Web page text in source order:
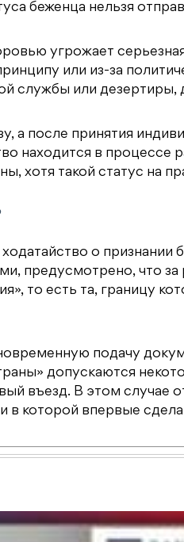
беженца нельзя
угрожает
или из-за
службы или дезертиры,
а после принятия
находится в процессе
хотя такой статус на
о
предусмотрено, что за
то есть та, границу
подачу
допускаются
въезд. В этом случае
в которой впервые